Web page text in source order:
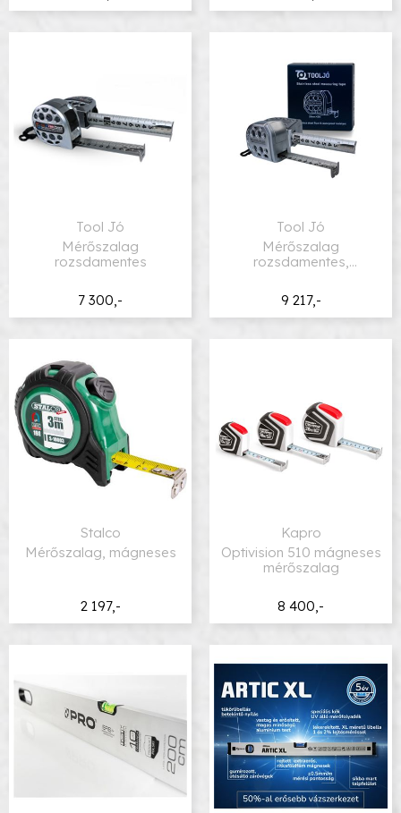
7 300,-
Tool Jó
Mérőszalag
rozsdamentes
9 217,-
Tool Jó
Mérőszalag
rozsdamentes,
2 197,-
Stalco
Mérőszalag, mágneses
8 400,-
Kapro
Optivision 510 mágneses
mérőszalag